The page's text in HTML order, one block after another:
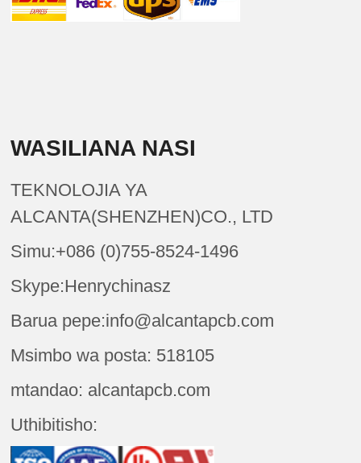
WASILIANA NASI
TEKNOLOJIA YA
ALCANTA(SHENZHEN)CO., LTD
Simu:+086 (0)755-8524-1496
Skype:Henrychinasz
Barua pepe:info@alcantapcb.com
Msimbo wa posta: 518105
mtandao: alcantapcb.com
Uthibitisho: